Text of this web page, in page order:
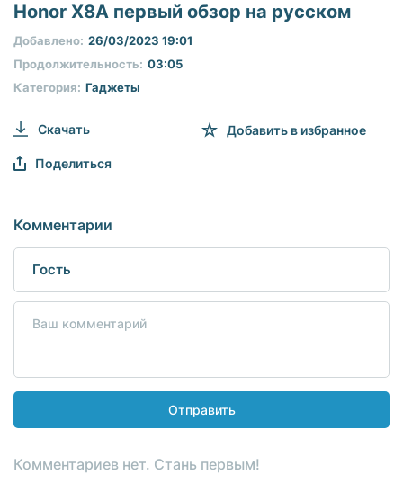
seconds
seconds
Honor X8A первый обзор на русском
Категория: Гаджеты
Продолжительность: 03:05
Добавлено: 26/03/2023 19:01
Скачать Добавить в избранное
Поделиться
Комментарии
Отправить
Комментариев нет. Стань первым!